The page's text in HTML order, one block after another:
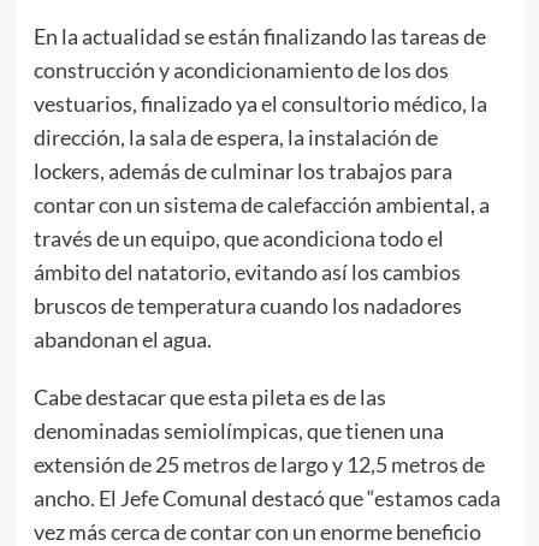
En la actualidad se están finalizando las tareas de
construcción y acondicionamiento de los dos
vestuarios, finalizado ya el consultorio médico, la
dirección, la sala de espera, la instalación de
lockers, además de culminar los trabajos para
contar con un sistema de calefacción ambiental, a
través de un equipo, que acondiciona todo el
ámbito del natatorio, evitando así los cambios
bruscos de temperatura cuando los nadadores
abandonan el agua.
Cabe destacar que esta pileta es de las
denominadas semiolímpicas, que tienen una
extensión de 25 metros de largo y 12,5 metros de
ancho. El Jefe Comunal destacó que “estamos cada
vez más cerca de contar con un enorme beneficio